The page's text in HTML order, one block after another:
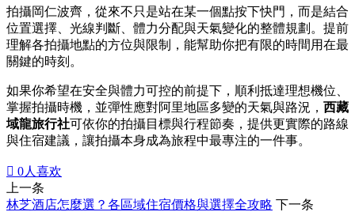
拍攝岡仁波齊，從來不只是站在某一個點按下快門，而是結合
位置選擇、光線判斷、體力分配與天氣變化的整體規劃。提前
理解各拍攝地點的方位與限制，能幫助你把有限的時間用在最
關鍵的時刻。
如果你希望在安全與體力可控的前提下，順利抵達理想機位、
掌握拍攝時機，並彈性應對阿里地區多變的天氣與路況， 西藏
域龍旅行社可依你的拍攝目標與行程節奏，提供更實際的路線
與住宿建議，讓拍攝本身成為旅程中最專注的一件事。
 0人喜欢
上一条
林芝酒店怎麼選？各區域住宿價格與選擇全攻略 下一条